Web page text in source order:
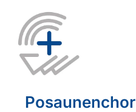
Posaunenchor